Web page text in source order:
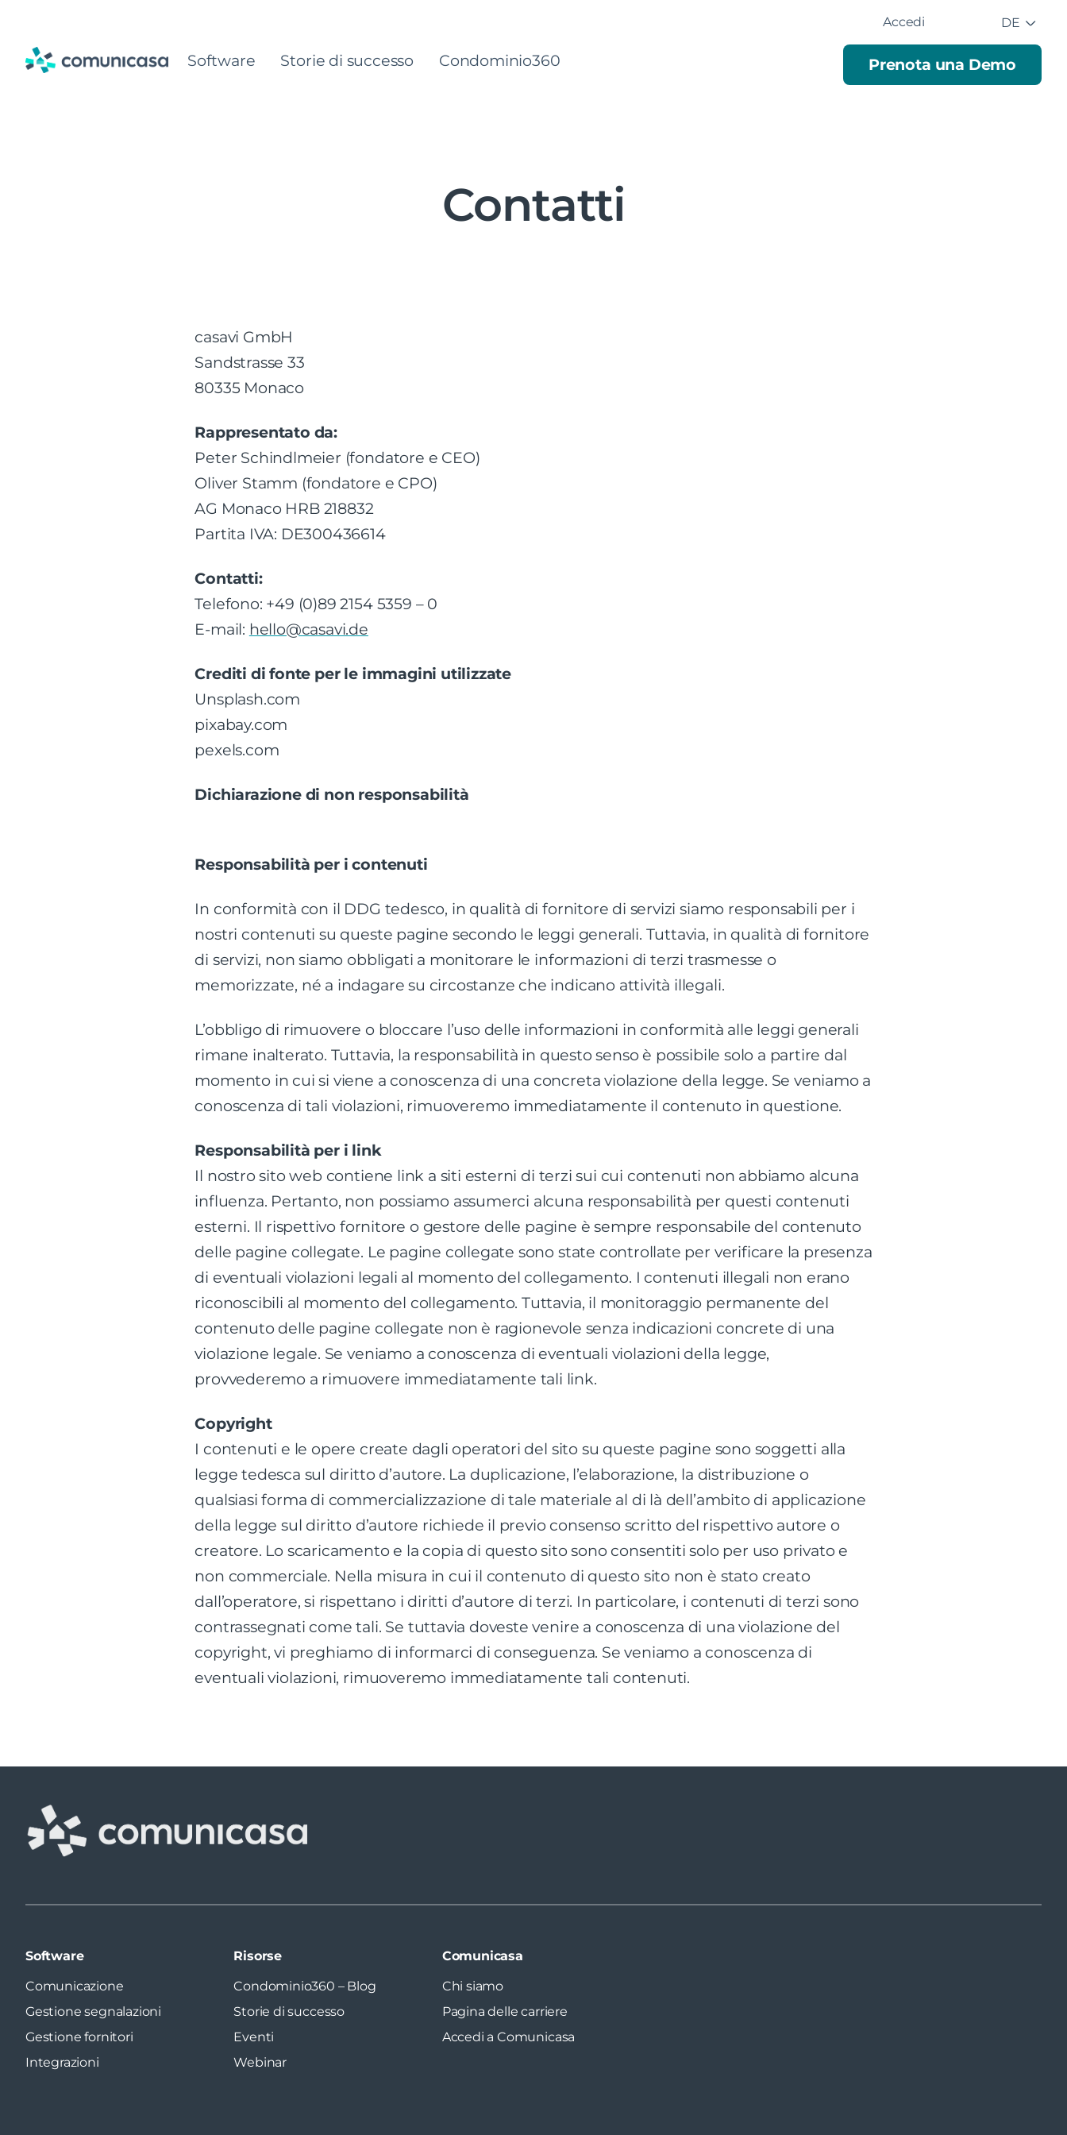
content
Software Storie di successo Condominio360 Prenota una Demo
Accedi DE
Contatti
casavi GmbH
Sandstrasse 33
80335 Monaco
Rappresentato da:
Peter Schindlmeier (fondatore e CEO)
Oliver Stamm (fondatore e CPO)
AG Monaco HRB 218832
Partita IVA: DE300436614
Contatti:
Telefono: +49 (0)89 2154 5359 – 0
E-mail: hello@casavi.de
Crediti di fonte per le immagini utilizzate
Unsplash.com
pixabay.com
pexels.com
Dichiarazione di non responsabilità
Responsabilità per i contenuti
In conformità con il DDG tedesco, in qualità di fornitore di servizi siamo responsabili per i
nostri contenuti su queste pagine secondo le leggi generali. Tuttavia, in qualità di fornitore
di servizi, non siamo obbligati a monitorare le informazioni di terzi trasmesse o
memorizzate, né a indagare su circostanze che indicano attività illegali.
L’obbligo di rimuovere o bloccare l’uso delle informazioni in conformità alle leggi generali
rimane inalterato. Tuttavia, la responsabilità in questo senso è possibile solo a partire dal
momento in cui si viene a conoscenza di una concreta violazione della legge. Se veniamo a
conoscenza di tali violazioni, rimuoveremo immediatamente il contenuto in questione.
Responsabilità per i link
Il nostro sito web contiene link a siti esterni di terzi sui cui contenuti non abbiamo alcuna
influenza. Pertanto, non possiamo assumerci alcuna responsabilità per questi contenuti
esterni. Il rispettivo fornitore o gestore delle pagine è sempre responsabile del contenuto
delle pagine collegate. Le pagine collegate sono state controllate per verificare la presenza
di eventuali violazioni legali al momento del collegamento. I contenuti illegali non erano
riconoscibili al momento del collegamento. Tuttavia, il monitoraggio permanente del
contenuto delle pagine collegate non è ragionevole senza indicazioni concrete di una
violazione legale. Se veniamo a conoscenza di eventuali violazioni della legge,
provvederemo a rimuovere immediatamente tali link.
Copyright
I contenuti e le opere create dagli operatori del sito su queste pagine sono soggetti alla
legge tedesca sul diritto d’autore. La duplicazione, l’elaborazione, la distribuzione o
qualsiasi forma di commercializzazione di tale materiale al di là dell’ambito di applicazione
della legge sul diritto d’autore richiede il previo consenso scritto del rispettivo autore o
creatore. Lo scaricamento e la copia di questo sito sono consentiti solo per uso privato e
non commerciale. Nella misura in cui il contenuto di questo sito non è stato creato
dall’operatore, si rispettano i diritti d’autore di terzi. In particolare, i contenuti di terzi sono
contrassegnati come tali. Se tuttavia doveste venire a conoscenza di una violazione del
copyright, vi preghiamo di informarci di conseguenza. Se veniamo a conoscenza di
eventuali violazioni, rimuoveremo immediatamente tali contenuti.
Software
Comunicazione
Gestione segnalazioni
Gestione fornitori
Integrazioni
Risorse
Condominio360 – Blog
Storie di successo
Eventi
Webinar
Comunicasa
Chi siamo
Pagina delle carriere
Accedi a Comunicasa